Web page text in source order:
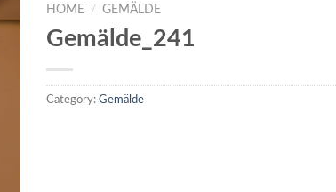
HOME / GEMÄLDE
Gemälde_241
Category: Gemälde